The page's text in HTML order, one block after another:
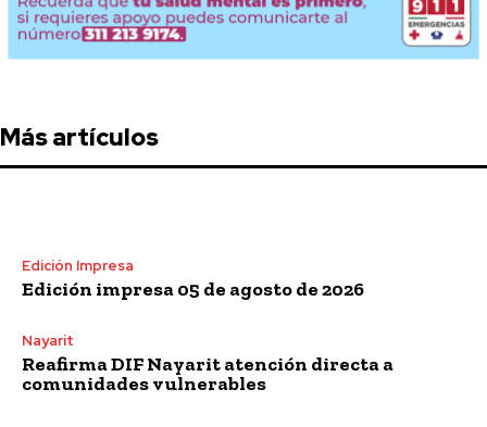
Más artículos
Edición Impresa
Edición impresa 05 de agosto de 2026
Nayarit
Reafirma DIF Nayarit atención directa a
comunidades vulnerables